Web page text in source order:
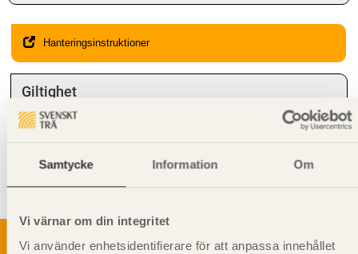
Samtycke Information Om
Vi värnar om din integritet
Vi använder enhetsidentifierare för att anpassa innehållet
Hanteringsinstruktioner
Giltighet
Svenskt Trä-id:
Gäller från och med:
Kompletterande information